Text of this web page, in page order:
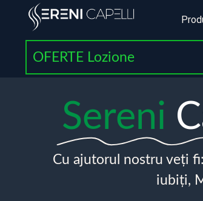
OFERTE Lozione
Sereni
Cu ajutorul nostru veți
iubiți,